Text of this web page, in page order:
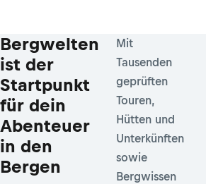
Bergwelten
ist der
Startpunkt
für dein
Abenteuer
in den
Bergen
Mit
Tausenden
geprüften
Touren,
Hütten und
Unterkünften
sowie
Bergwissen